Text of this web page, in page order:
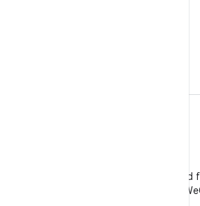
Segui Android
Developers su